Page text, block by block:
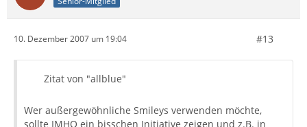
10. Dezember 2007 um 19:04 #13
Zitat von "allblue"
Wer außergewöhnliche Smileys verwenden möchte,
sollte IMHO ein bisschen Initiative zeigen und z.B. in